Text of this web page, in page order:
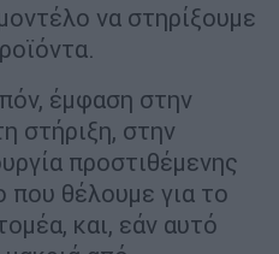
να στηρίξουμε
έμφαση στην
στήριξη, στην
προστιθέμενης
που θέλουμε για το
και, εάν αυτό